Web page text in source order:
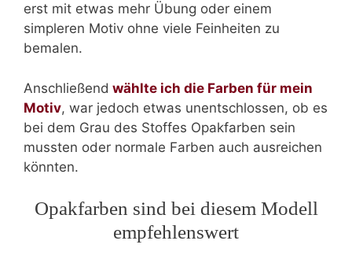
erst mit etwas mehr Übung oder einem
simpleren Motiv ohne viele Feinheiten zu
bemalen.
Anschließend wählte ich die Farben für mein
Motiv, war jedoch etwas unentschlossen, ob es
bei dem Grau des Stoffes Opakfarben sein
mussten oder normale Farben auch ausreichen
könnten.
Opakfarben sind bei diesem Modell
empfehlenswert